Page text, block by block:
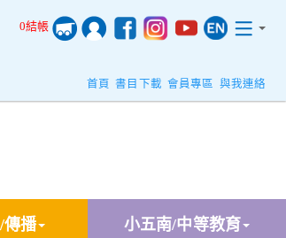
0結帳
首頁 書目下載 會員專區 與我連絡
傳播 小五南/中等教育